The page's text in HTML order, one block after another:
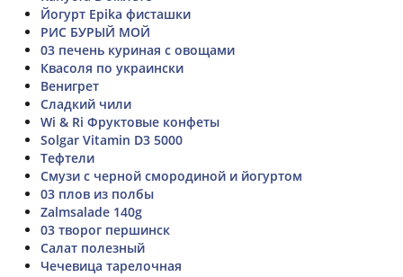
Йогурт Epika фисташки
РИС БУРЫЙ МОЙ
03 печень куриная с овощами
Квасоля по украински
Венигрет
Сладкий чили
Wi & Ri Фруктовые конфеты
Solgar Vitamin D3 5000
Тефтели
Смузи с черной смородиной и йогуртом
03 плов из полбы
Zalmsalade 140g
03 творог першинск
Салат полезный
Чечевица тарелочная